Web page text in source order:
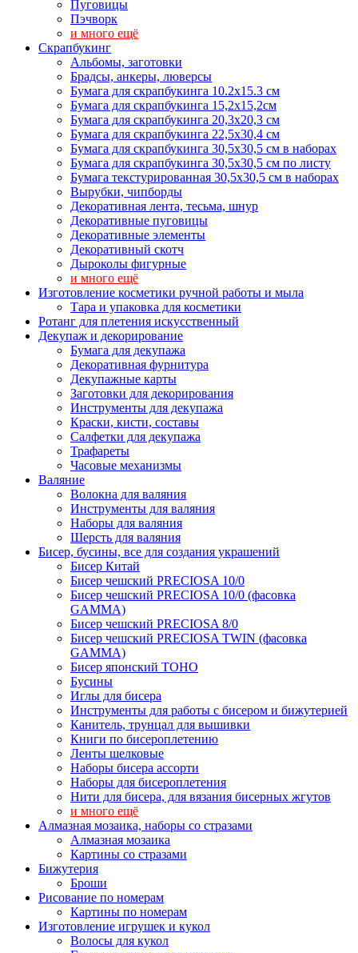
Пуговицы
Пэчворк
и много ещё
Скрапбукинг
Альбомы, заготовки
Брадсы, анкеры, люверсы
Бумага для скрапбукинга 10.2х15.3 см
Бумага для скрапбукинга 15,2х15,2см
Бумага для скрапбукинга 20,3х20,3 см
Бумага для скрапбукинга 22,5х30,4 см
Бумага для скрапбукинга 30,5х30,5 см в наборах
Бумага для скрапбукинга 30,5х30,5 см по листу
Бумага текстурированная 30,5х30,5 см в наборах
Вырубки, чипборды
Декоративная лента, тесьма, шнур
Декоративные пуговицы
Декоративные элементы
Декоративный скотч
Дыроколы фигурные
и много ещё
Изготовление косметики ручной работы и мыла
Тара и упаковка для косметики
Ротанг для плетения искусственный
Декупаж и декорирование
Бумага для декупажа
Декоративная фурнитура
Декупажные карты
Заготовки для декорирования
Инструменты для декупажа
Краски, кисти, составы
Салфетки для декупажа
Трафареты
Часовые механизмы
Валяние
Волокна для валяния
Инструменты для валяния
Наборы для валяния
Шерсть для валяния
Бисер, бусины, все для создания украшений
Бисер Китай
Бисер чешский PRECIOSA 10/0
Бисер чешский PRECIOSA 10/0 (фасовка
GAMMA)
Бисер чешский PRECIOSA 8/0
Бисер чешский PRECIOSA TWIN (фасовка
GAMMA)
Бисер японский TOHO
Бусины
Иглы для бисера
Инструменты для работы с бисером и бижутерией
Канитель, трунцал для вышивки
Книги по бисероплетению
Ленты шелковые
Наборы бисера ассорти
Наборы для бисероплетения
Нити для бисера, для вязания бисерных жгутов
и много ещё
Алмазная мозаика, наборы со стразами
Алмазная мозаика
Картины co стразами
Бижутерия
Броши
Рисование по номерам
Картины по номерам
Изготовление игрушек и кукол
Волосы для кукол